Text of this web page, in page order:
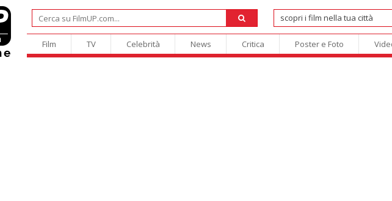
Film TV Celebrità News Critica Poster e Foto